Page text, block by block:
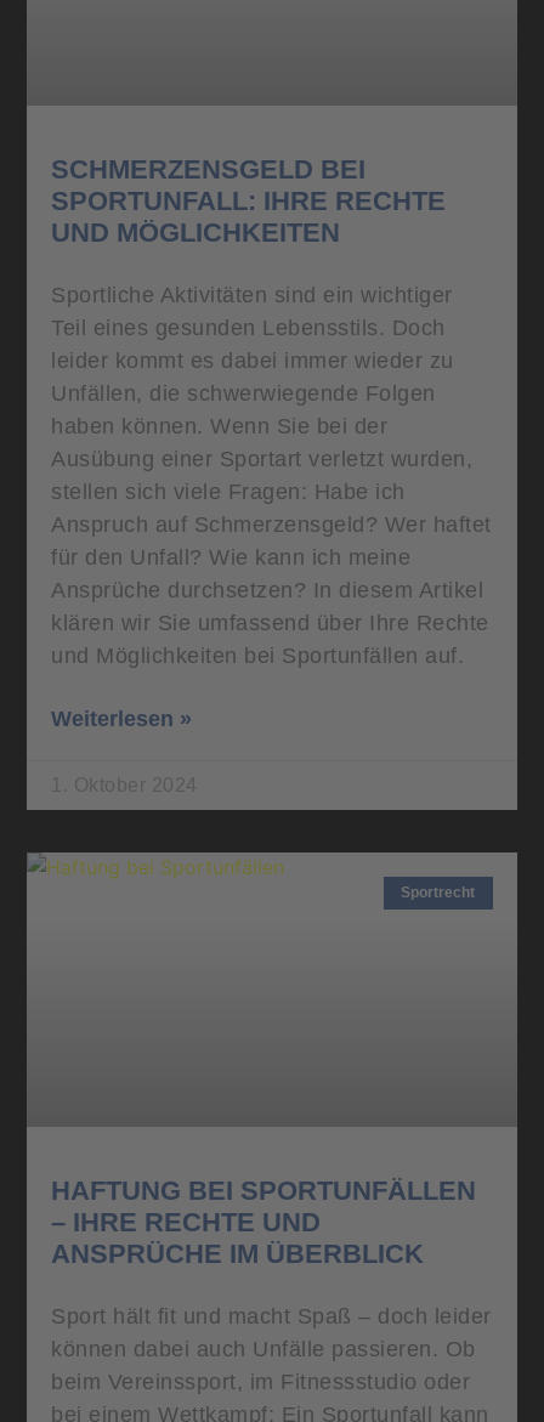
SCHMERZENSGELD BEI
SPORTUNFALL: IHRE RECHTE
UND MÖGLICHKEITEN
Sportliche Aktivitäten sind ein wichtiger
Teil eines gesunden Lebensstils. Doch
leider kommt es dabei immer wieder zu
Unfällen, die schwerwiegende Folgen
haben können. Wenn Sie bei der
Ausübung einer Sportart verletzt wurden,
stellen sich viele Fragen: Habe ich
Anspruch auf Schmerzensgeld? Wer haftet
für den Unfall? Wie kann ich meine
Ansprüche durchsetzen? In diesem Artikel
klären wir Sie umfassend über Ihre Rechte
und Möglichkeiten bei Sportunfällen auf.
Weiterlesen »
1. Oktober 2024
Sportrecht
HAFTUNG BEI SPORTUNFÄLLEN
– IHRE RECHTE UND
ANSPRÜCHE IM ÜBERBLICK
Sport hält fit und macht Spaß – doch leider
können dabei auch Unfälle passieren. Ob
beim Vereinssport, im Fitnessstudio oder
bei einem Wettkampf: Ein Sportunfall kann